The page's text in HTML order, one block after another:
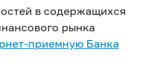
в содержащихся
рынка
приемную Банка